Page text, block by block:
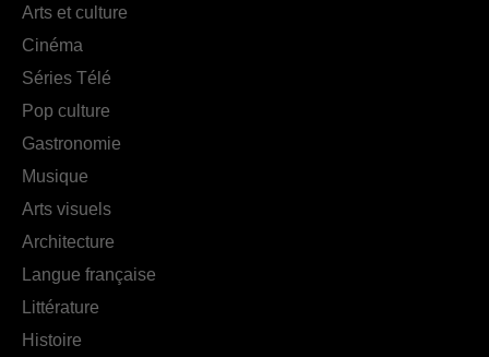
Arts et culture
Cinéma
Séries Télé
Pop culture
Gastronomie
Musique
Arts visuels
Architecture
Langue française
Littérature
Histoire